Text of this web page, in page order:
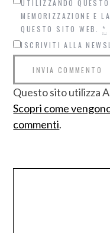
UTILIZZANDO
MEMORIZZAZIONE E
QUESTO SITO WEB.*
ISCRIVITI ALLA
Questo sito utilizza
Scopri come
commenti.